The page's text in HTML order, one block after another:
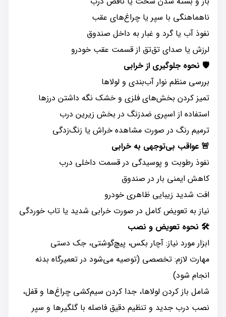
ناهماهنگی با سپر یا چراغ‌های عقب
نفوذ آب یا گرد و غبار به داخل صندوق
لرزش یا صدای تق‌تق از قسمت عقب خودرو
🛡️ نحوه جلوگیری از خرابی
بررسی منظم نوار آب‌بندی و لولاها
تمیز کردن بخش‌های فلزی و خشک نگه داشتن درزها
استفاده از اسپری ضدزنگ در بخش زیرین درب
ترمیم رنگ در صورت مشاهده خراش یا زنگ‌زدگی
🚨 عواقب بی‌توجهی به خرابی
نفوذ رطوبت و پوسیدگی در قسمت داخلی درب
کاهش ایمنی بار در صندوق
افت شدید زیبایی ظاهری خودرو
نیاز به تعویض کامل در صورت خرابی شدید یا تاب خوردگی
🛠️ نحوه تعویض و نصب
ابزار مورد نیاز: آچار بکس، پیچ‌گوشتی، جک دستی
مهارت لازم: تخصصی (توصیه می‌شود در تعمیرگاه بدنه
انجام شود)
شامل باز کردن لولاها، جدا کردن سیم‌کشی چراغ‌ها و قفل،
نصب درب جدید و تنظیم دقیق فاصله با گلگیرها و سپر